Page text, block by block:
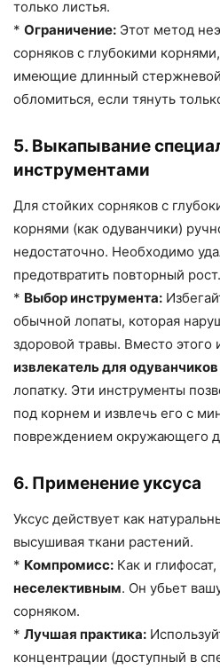
только листья.
* Ограничение: Этот метод
сорняков с глубокими
имеющие длинный
обломиться, если тянуть
5. Выкапывание
инструментами
Для стойких сорняков с
корнями (как одуванчики)
недостаточно. Необходимо
предотвратить повторный рост.
* Выбор инструмента:
обычной лопаты, которая
здоровой травы. Вместо этого
извлекатель для одуванчиков
лопатку. Эти инструменты
под корнем и извлечь его с
повреждением окружающего
6. Применение уксуса
Уксус действует как
высушивая ткани растений.
* Компромисс: Как и
неселективным. Он убьет
сорняком.
* Лучшая практика:
концентрации (доступный в